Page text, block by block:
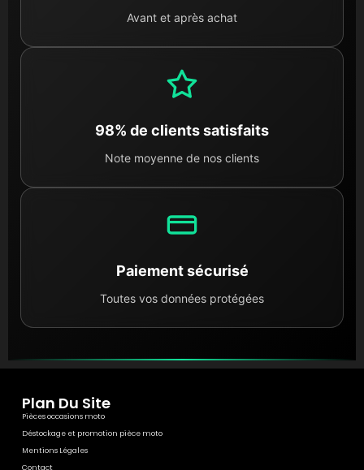
Avant et après achat
98% de clients satisfaits
Note moyenne de nos clients
Paiement sécurisé
Toutes vos données protégées
Plan Du Site
Pièces occasions moto
Déstockage et promotion pièce moto
Mentions Légales
Contact